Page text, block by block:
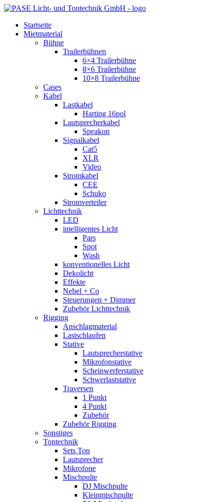
Zum
springenStartseite
Mietmaterial
Bühne
Trailerbühnen
6×4 Trailerbühne
8×6 Trailerbühne
10×8 Trailerbühne
Cases
Kabel
Lastkabel
Harting 16pol
Lautsprecherkabel
Speakon
Signalkabel
Cat5
XLR
Video
Stromkabel
CEE
Schuko
Stromverteiler
Lichttechnik
LED
intelligentes Licht
Pars
Spot
Wash
konventionelles Licht
Dekolicht
Effekte
Nebel + Co
Steuerungen + Dimmer
Zubehör Lichttechnik
Rigging
Anschlagmaterial
Lastschlaufen
Stative
Lautsprecherstative
Mikrofonstative
Scheinwerferstative
Schwerlaststative
Traversen
1 Punkt
4 Punkt
Zubehör
Zubehör Rigging
Sonstiges
Tontechnik
Sets Ton
Lautsprecher
Mikrofone
Mischpulte
DJ Mischpulte
Kleinmischpulte